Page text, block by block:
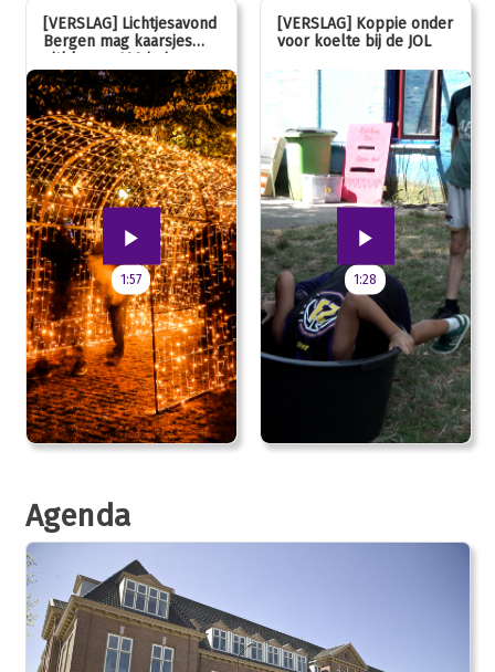
[VERSLAG] Lichtjesavond
Bergen mag kaarsjes
uitblazen: 100 jarig
jubileum!
1:57
[VERSLAG] Koppie onder
voor koelte bij de JOL
1:28
Agenda